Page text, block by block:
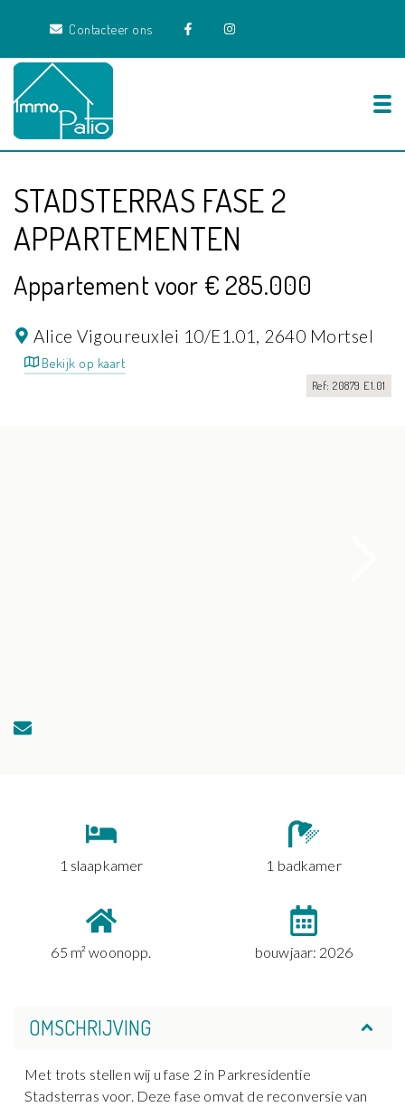
Contacteer ons
STADSTERRAS FASE 2
APPARTEMENTEN
Appartement voor € 285.000
Alice Vigoureuxlei 10/E1.01, 2640 Mortsel
Bekijk op kaart
Ref: 20879 E1.01
1 slaapkamer 1 badkamer
65 m² woonopp. bouwjaar: 2026
OMSCHRIJVING
Met trots stellen wij u fase 2 in Parkresidentie
Stadsterras voor. Deze fase omvat de reconversie van